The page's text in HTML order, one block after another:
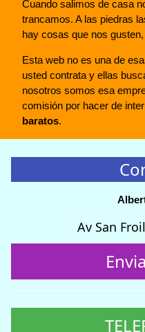
Cuando salimos de casa
trancamos. A las piedras
hay cosas que nos
Esta web no es una de
usted contrata y ellas
nosotros somos esa
comisión por hacer de
baratos.
Av San